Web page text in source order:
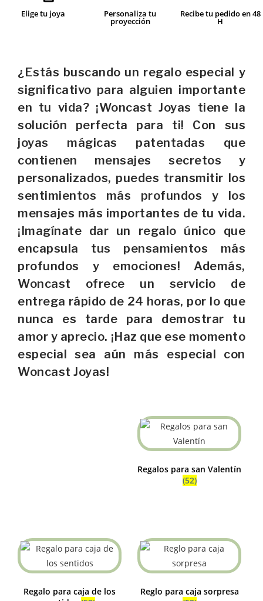
Elige tu joya Personaliza tu
proyección
Recibe tu pedido en 48
H
¿Estás buscando un regalo especial y
significativo para alguien importante
en tu vida? ¡Woncast Joyas tiene la
solución perfecta para ti! Con sus
joyas mágicas patentadas que
contienen mensajes secretos y
personalizados, puedes transmitir los
sentimientos más profundos y los
mensajes más importantes de tu vida.
¡Imagínate dar un regalo único que
encapsula tus pensamientos más
profundos y emociones! Además,
Woncast ofrece un servicio de
entrega rápido de 24 horas, por lo que
nunca es tarde para demostrar tu
amor y aprecio. ¡Haz que ese momento
especial sea aún más especial con
Woncast Joyas!
Regalos para san Valentín
(52)
Regalo para caja de los
Reglo para caja sorpresa